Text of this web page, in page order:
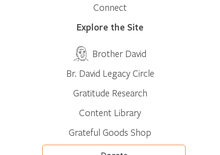
Connect
Explore the Site
Brother David
Br. David Legacy Circle
Gratitude Research
Content Library
Grateful Goods Shop